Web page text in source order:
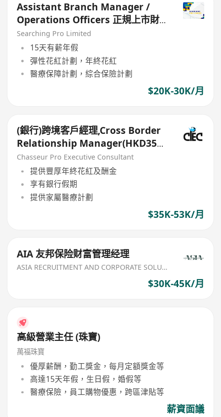
Assistant Branch Manager /
Operations Officers 正規上市財
務公司
Searching Pro Limited
15天有薪年假
彈性花紅計劃，年終花紅
醫療保障計劃，綜合保險計劃
$20K-30K/月
(銀行)跨境客戶經理,Cross Border
Relationship Manager(HKD35k-
50k+)
Chasseur Pro Executive Consultant
提供豐厚年終花紅及酬金
享有銀行假期
提供家屬醫療計劃
$35K-53K/月
AIA 友邦保险财富管理经理
ASIA RECRUITMENT AND CORPORATE SOLUTION LIMITED
$30K-45K/月
高級營業主任 (珠寶)
萬福珠寶
優厚薪酬，勤工獎金，每月定額獎金等
高達15天年假，生日假，婚假等
醫療保險，員工購物優惠，跨區津貼等
薪資面議